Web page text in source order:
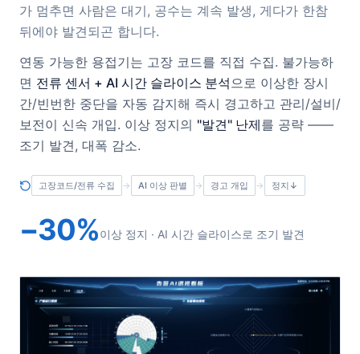
가 멈추면 사람은 대기, 공수는 계속 발생, 게다가 한참
뒤에야 발견되곤 합니다.
연동 가능한 용접기는 고장 코드를 직접 수집. 불가능하
면 전류 센서 + AI 시간 슬라이스 분석으로 이상한 장시
간/빈번한 중단을 자동 감지해 즉시 경고하고 관리/설비/
보전이 신속 개입. 이상 정지의 "발견" 난제를 공략 ——
조기 발견, 대폭 감소.
고장코드/전류 수집 → AI 이상 판별 → 경고 개입 → 정지↓
−30%이상 정지 · AI 시간 슬라이스로 조기 발견